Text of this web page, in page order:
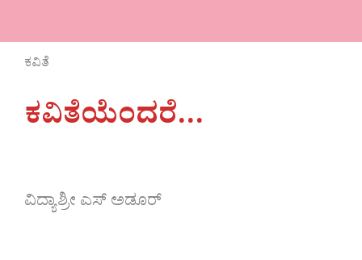
ಕವಿತೆ
ಕವಿತೆಯೆಂದರೆ…
ವಿದ್ಯಾಶ್ರೀ ಎಸ್ ಅಡೂರ್